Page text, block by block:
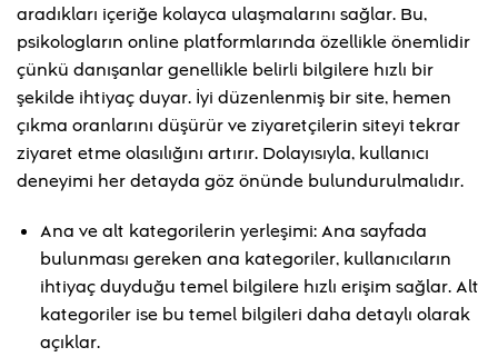
aradıkları içeriğe kolayca ulaşmalarını sağlar. Bu,
psikologların online platformlarında özellikle önemlidir
çünkü danışanlar genellikle belirli bilgilere hızlı bir
şekilde ihtiyaç duyar. İyi düzenlenmiş bir site, hemen
çıkma oranlarını düşürür ve ziyaretçilerin siteyi tekrar
ziyaret etme olasılığını artırır. Dolayısıyla, kullanıcı
deneyimi her detayda göz önünde bulundurulmalıdır.
Ana ve alt kategorilerin yerleşimi: Ana sayfada
bulunması gereken ana kategoriler, kullanıcıların
ihtiyaç duyduğu temel bilgilere hızlı erişim sağlar. Alt
kategoriler ise bu temel bilgileri daha detaylı olarak
açıklar.